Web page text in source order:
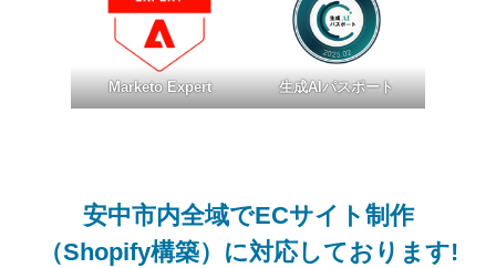
Marketo Expert 生成AIパスポート
安中市内全域でECサイト制作
（Shopify構築）に対応しております!